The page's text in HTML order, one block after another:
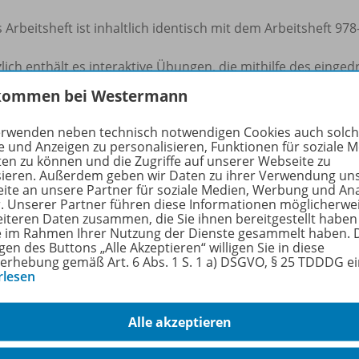
Arbeitsheft ist inhaltlich identisch mit dem Arbeitsheft
enthält es interaktive Übungen, die mithilfe des
interaktiven Übungen erhalten Schülerinnen und
oder selbstgesteuerten Trainieren, Vertiefen und
Schule oder zu Hause: Schülerinnen und Schüler
und Tipps bei jeder Aufgabe. Zahlreiche
und führen zum Lernerfolg.
Sie mehr über die Reihe
Produkte
bei Westermann
neben technisch notwendigen Cookies auch
und Anzeigen zu personalisieren, Funktionen für soziale
zu können und die Zugriffe auf unserer Webseite zu
Außerdem geben wir Daten zu ihrer Verwendung
an unsere Partner für soziale Medien, Werbung und
Unserer Partner führen diese Informationen
Daten zusammen, die Sie ihnen bereitgestellt
im Rahmen Ihrer Nutzung der Dienste gesammelt haben.
des Buttons „Alle Akzeptieren“ willigen Sie in diese
gemäß Art. 6 Abs. 1 S. 1 a) DSGVO, § 25 TDDDG
Alle akzeptieren